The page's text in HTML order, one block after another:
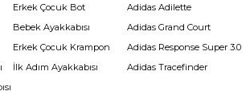
Erkek Çocuk Bot
Bebek Ayakkabısı
Erkek Çocuk Krampon
İlk Adım Ayakkabısı
Adidas Adilette
Adidas Grand Court
Adidas Response Super 3.0
Adidas Tracefinder